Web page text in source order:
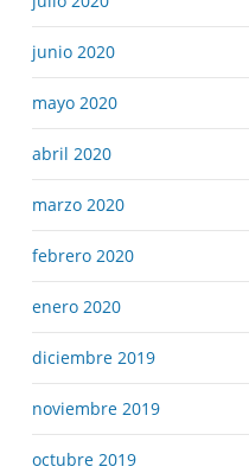
junio 2020
mayo 2020
abril 2020
marzo 2020
febrero 2020
enero 2020
diciembre 2019
noviembre 2019
octubre 2019